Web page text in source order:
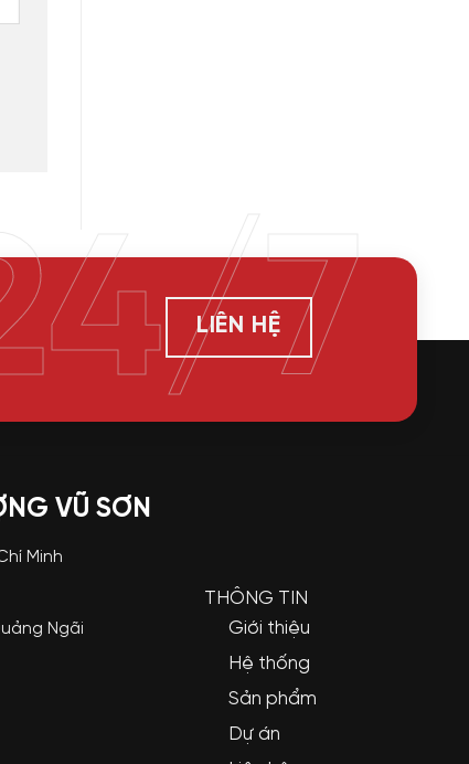
LIÊN HỆ7
VŨ SƠN
Minh
Ngãi
THÔNG TIN
Giới thiệu
Hệ thống
Sản phẩm
Dự án